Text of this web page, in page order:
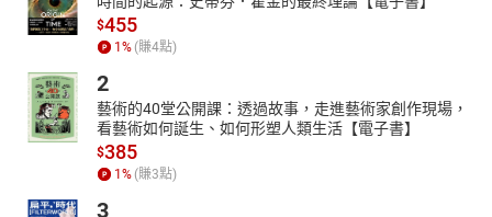
$455
1 % (賺4點)
2
藝術的40堂公開課：透過故事，走進藝術家創作現場，
看藝術如何誕生、如何形塑人類生活【電子書】
$385
1 % (賺3點)
3